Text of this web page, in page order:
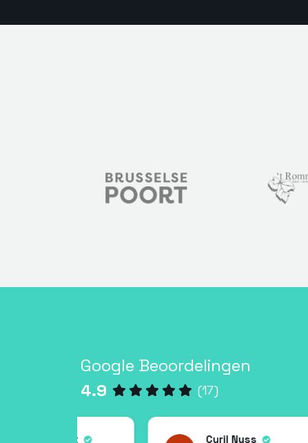
Google Beoordelingen
4.9
(17)
Cyril Nuss